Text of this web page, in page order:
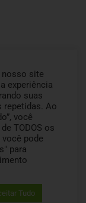
site
experiência
suas
repetidas. Ao
você
TODOS os
pode
para
Tudo